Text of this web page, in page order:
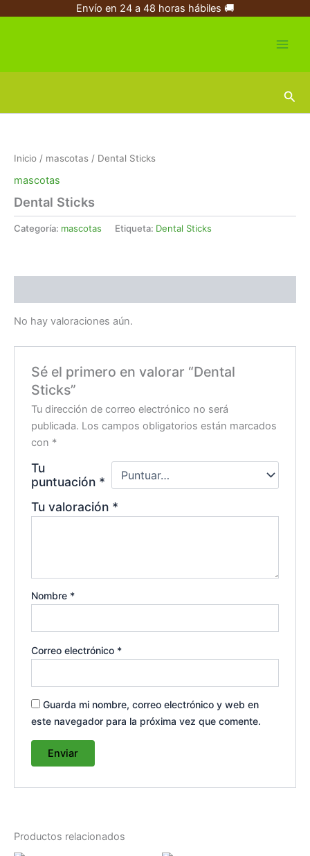
Envío en 24 a 48 horas hábiles 🚚
Inicio / mascotas / Dental Sticks
mascotas
Dental Sticks
Categoría: mascotas Etiqueta: Dental Sticks
No hay valoraciones aún.
Sé el primero en valorar “Dental
Sticks”
Tu dirección de correo electrónico no será
publicada. Los campos obligatorios están marcados
con *
Tu
puntuación *
Tu valoración *
Nombre *
Correo electrónico *
Guarda mi nombre, correo electrónico y web en
este navegador para la próxima vez que comente.
Productos relacionados